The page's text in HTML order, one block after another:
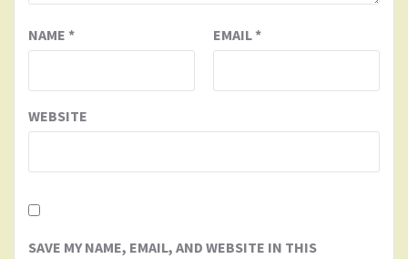
NAME * EMAIL*
WEBSITE
SAVE MY NAME, EMAIL, AND WEBSITE IN THIS